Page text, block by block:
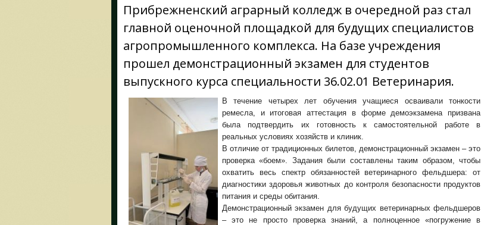
Прибрежненский аграрный колледж в очередной раз стал
главной оценочной площадкой для будущих специалистов
агропромышленного комплекса. На базе учреждения
прошел демонстрационный экзамен для студентов
выпускного курса специальности 36.02.01 Ветеринария.
В течение четырех лет обучения учащиеся осваивали тонкости
ремесла, и итоговая аттестация в форме демоэкзамена призвана
была подтвердить их готовность к самостоятельной работе в
реальных условиях хозяйств и клиник.
В отличие от традиционных билетов, демонстрационный экзамен – это
проверка «боем». Задания были составлены таким образом, чтобы
охватить весь спектр обязанностей ветеринарного фельдшера: от
диагностики здоровья животных до контроля безопасности продуктов
питания и среды обитания.
Демонстрационный экзамен для будущих ветеринарных фельдшеров
– это не просто проверка знаний, а полноценное «погружение в